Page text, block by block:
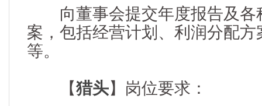
向董事会提交年度报告及各
案，包括经营计划、利润分配
等。
【猎头】岗位要求：